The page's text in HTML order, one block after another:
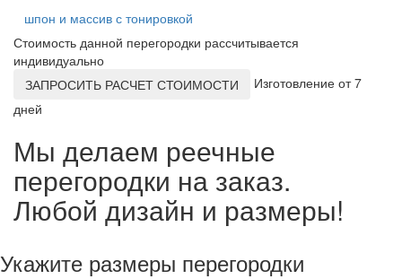
шпон и массив с тонировкой
Стоимость данной перегородки рассчитывается
индивидуально
ЗАПРОСИТЬ РАСЧЕТ СТОИМОСТИ
Изготовление от 7
дней
Мы делаем реечные
перегородки на заказ.
Любой дизайн и размеры!
Укажите размеры перегородки